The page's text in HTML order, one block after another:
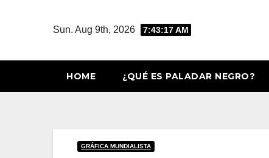
Sun. Aug 9th, 2026 7:43:18 AM
HOME ¿QUÉ ES PALADAR NEGRO?
GRÁFICA MUNDIALISTA